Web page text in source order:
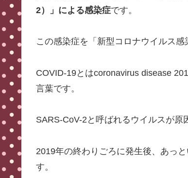
2）」による感染症です。
この感染症を「新型コロナウイルス感
COVID-19とはcoronavirus disease
言葉です。
SARS-CoV-2と呼ばれるウイルスが原
2019年の終わりごろに発生後、あっ
す。